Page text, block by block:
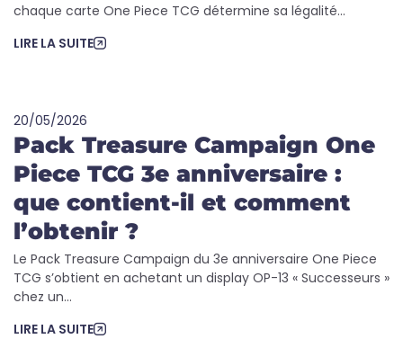
chaque carte One Piece TCG détermine sa légalité...
LIRE LA SUITE
20/05/2026
Pack Treasure Campaign One
Piece TCG 3e anniversaire :
que contient-il et comment
l’obtenir ?
Le Pack Treasure Campaign du 3e anniversaire One Piece
TCG s’obtient en achetant un display OP-13 « Successeurs »
chez un...
LIRE LA SUITE